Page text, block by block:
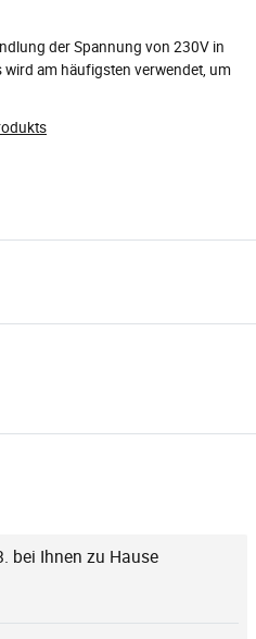
der Spannung von 230V in
am häufigsten verwendet, um
bei Ihnen zu Hause